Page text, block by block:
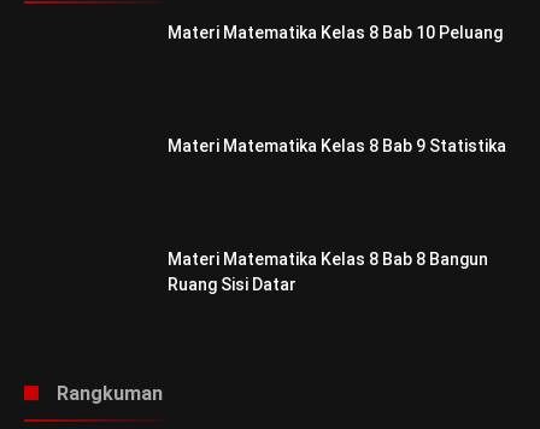
Materi Matematika Kelas 8 Bab 10 Peluang
Materi Matematika Kelas 8 Bab 9 Statistika
Materi Matematika Kelas 8 Bab 8 Bangun
Ruang Sisi Datar
Rangkuman